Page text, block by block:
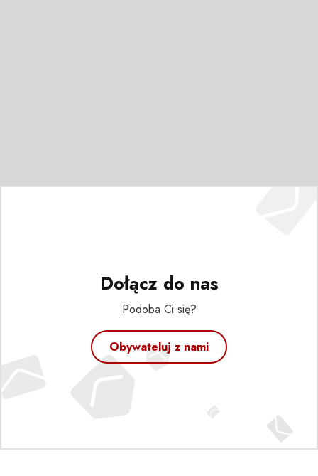
Dołącz do nas
Podoba Ci się?
Obywateluj z nami